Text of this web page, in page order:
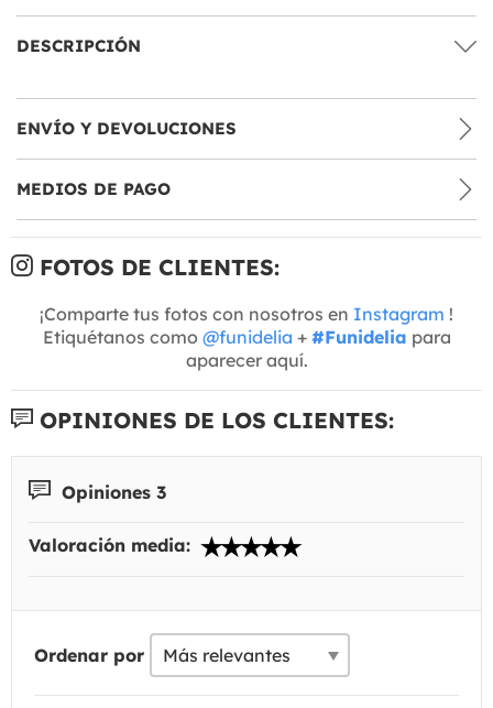
DESCRIPCIÓN
ENVÍO Y DEVOLUCIONES
MEDIOS DE PAGO
FOTOS DE CLIENTES:
¡Comparte tus fotos con nosotros en Instagram !
Etiquétanos como @funidelia + #Funidelia para
aparecer aquí.
OPINIONES DE LOS CLIENTES:
Opiniones 3
Valoración media:
Ordenar por